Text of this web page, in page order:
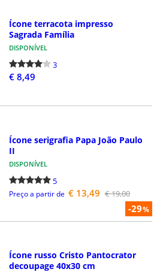
Ícone terracota impresso
Sagrada Família
DISPONÍVEL
3
€ 8,49
-29%
Ícone serigrafia Papa João Paulo
II
DISPONÍVEL
5
Preço a partir de € 13,49 € 19,00
Ícone russo Cristo Pantocrator
decoupage 40x30 cm